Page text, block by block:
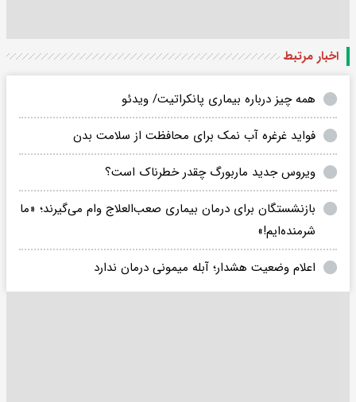
اخبار مرتبط
همه چیز درباره بیماری پانکراتیت/ ویدئو
فواید غرغره آب نمک برای محافظت از سلامت بدن
ویروس جدید ماربورگ چقدر خطرناک است؟
بازنشستگان برای درمان بیماری صعب‌العلاج وام می‌گیرند؛ «ما
شرمنده‌ایم!»
اعلام وضعیت هشدار؛ آبله میمونی درمان ندارد